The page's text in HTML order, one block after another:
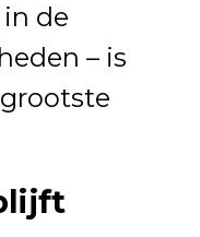
de
– is